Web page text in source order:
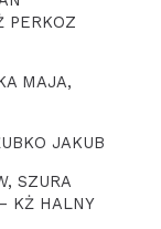
PERKOZ
MAJA,
JAKUB
SZURA
KŻ HALNY